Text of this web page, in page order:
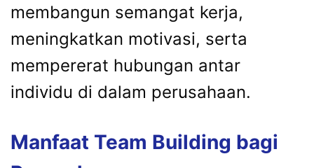
membangun semangat kerja,
meningkatkan motivasi, serta
mempererat hubungan antar
individu di dalam perusahaan.
Manfaat Team Building bagi